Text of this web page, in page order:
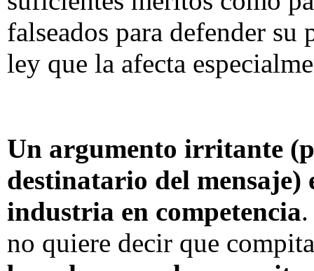
falseados para defender
ley que la afecta
Un argumento irritante
destinatario del mensaje)
industria en competencia
no quiere decir que